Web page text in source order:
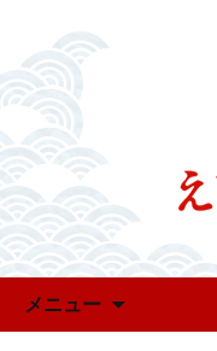
えび荷受の
メニュー